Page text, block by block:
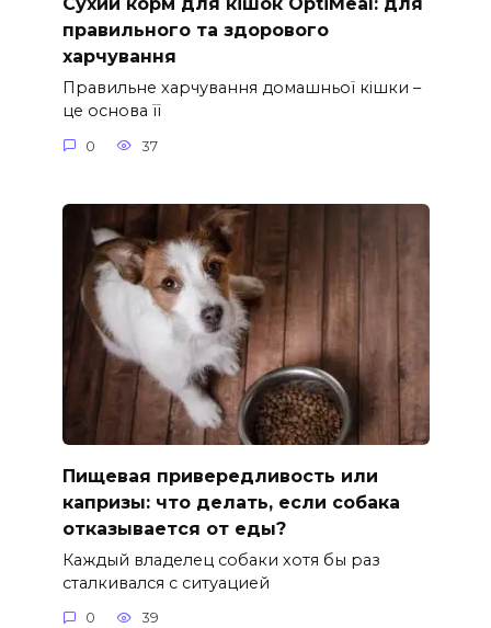
правильного та здорового
харчування
Правильне харчування домашньої кішки –
це основа її
0 37
Пищевая привередливость или
капризы: что делать, если собака
отказывается от еды?
Каждый владелец собаки хотя бы раз
сталкивался с ситуацией
0 39